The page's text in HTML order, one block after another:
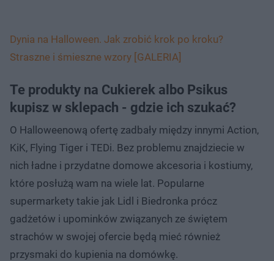
Dynia na Halloween. Jak zrobić krok po kroku?
Straszne i śmieszne wzory [GALERIA]
Te produkty na Cukierek albo Psikus
kupisz w sklepach - gdzie ich szukać?
O Halloweenową ofertę zadbały między innymi Action,
KiK, Flying Tiger i TEDi. Bez problemu znajdziecie w
nich ładne i przydatne domowe akcesoria i kostiumy,
które posłużą wam na wiele lat. Popularne
supermarkety takie jak Lidl i Biedronka prócz
gadżetów i upominków związanych ze świętem
strachów w swojej ofercie będą mieć również
przysmaki do kupienia na domówkę.